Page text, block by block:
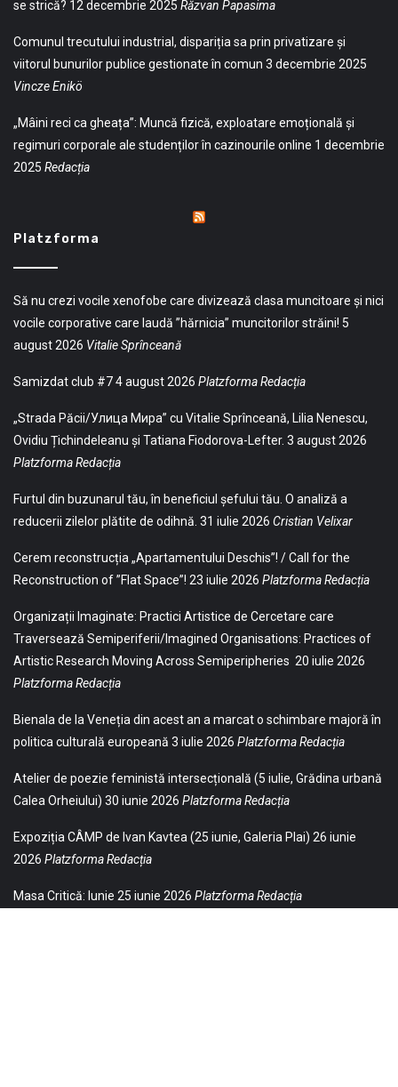
se strică? 12 decembrie 2025 Răzvan Papasima
Comunul trecutului industrial, dispariția sa prin privatizare și
viitorul bunurilor publice gestionate în comun 3 decembrie 2025
Vincze Enikö
„Mâini reci ca gheața”: Muncă fizică, exploatare emoțională și
regimuri corporale ale studenților în cazinourile online 1 decembrie
2025 Redacția
Platzforma
Să nu crezi vocile xenofobe care divizează clasa muncitoare și nici
vocile corporative care laudă ”hărnicia” muncitorilor străini! 5
august 2026 Vitalie Sprînceană
Samizdat club #74 august 2026 Platzforma Redacția
„Strada Păcii/Улица Мира” cu Vitalie Sprînceană, Lilia Nenescu,
Ovidiu Țichindeleanu și Tatiana Fiodorova-Lefter. 3 august 2026
Platzforma Redacția
Furtul din buzunarul tău, în beneficiul șefului tău. O analiză a
reducerii zilelor plătite de odihnă. 31 iulie 2026 Cristian Velixar
Cerem reconstrucția „Apartamentului Deschis”! / Call for the
Reconstruction of ”Flat Space”! 23 iulie 2026 Platzforma Redacția
Organizații Imaginate: Practici Artistice de Cercetare care
Traversează Semiperiferii/Imagined Organisations: Practices of
Artistic Research Moving Across Semiperipheries 20 iulie 2026
Platzforma Redacția
Bienala de la Veneția din acest an a marcat o schimbare majoră în
politica culturală europeană 3 iulie 2026 Platzforma Redacția
Atelier de poezie feministă intersecțională (5 iulie, Grădina urbană
Calea Orheiului) 30 iunie 2026 Platzforma Redacția
Expoziția CÂMP de Ivan Kavtea (25 iunie, Galeria Plai) 26 iunie
2026 Platzforma Redacția
Masa Critică: Iunie 25 iunie 2026 Platzforma Redacția